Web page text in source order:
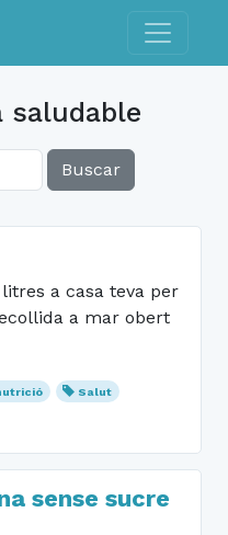
Toggle
saludable
Buscar
a casa teva per
a mar obert
Salut
sense sucre